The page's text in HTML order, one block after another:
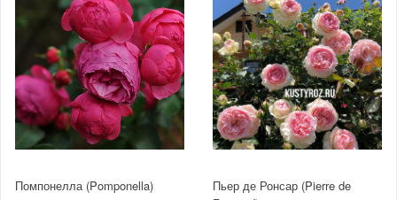
Помпонелла (Pomponella)
Пьер де Ронсар (Pierre de